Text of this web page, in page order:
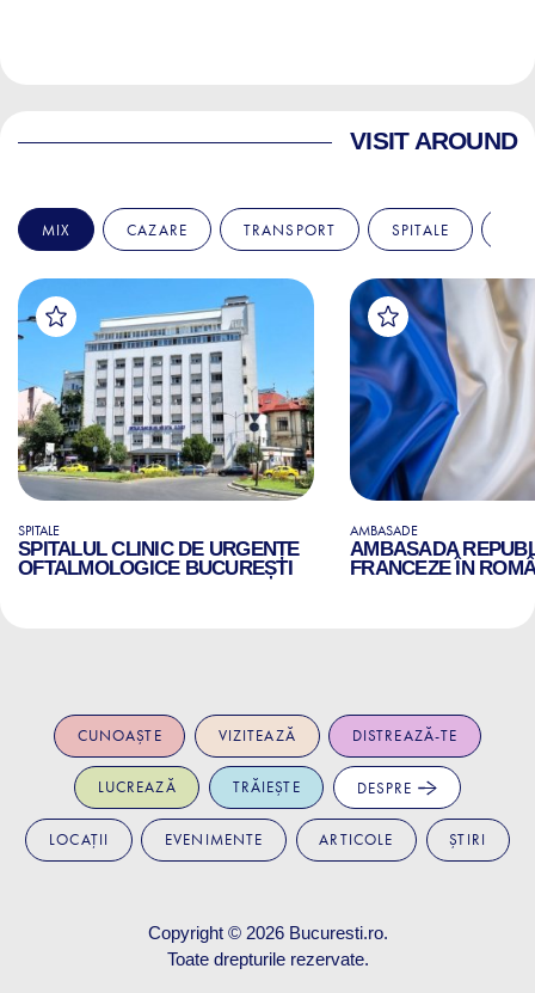
VISIT AROUND
MIX CAZARE TRANSPORT SPITALE
SPITALE
SPITALUL CLINIC DE URGENȚE
OFTALMOLOGICE BUCUREȘTI
AMBASADE
AMBASADA
FRANCEZE ÎN
CUNOAȘTE VIZITEAZĂ DISTREAZĂ-TE
LUCREAZĂ TRĂIEȘTE DESPRE
LOCAȚII EVENIMENTE ARTICOLE ȘTIRI
Copyright © 2026 Bucuresti.ro.
Toate drepturile rezervate.